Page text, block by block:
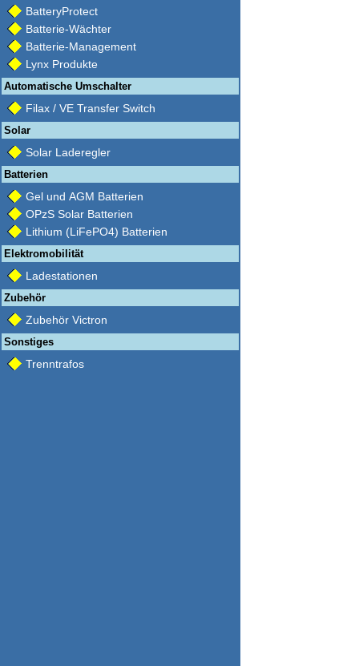
BatteryProtect
Batterie-Wächter
Batterie-Management
Lynx Produkte
Automatische Umschalter
Filax / VE Transfer Switch
Solar
Solar Laderegler
Batterien
Gel und AGM Batterien
OPzS Solar Batterien
Lithium (LiFePO4) Batterien
Elektromobilität
Ladestationen
Zubehör
Zubehör Victron
Sonstiges
Trenntrafos